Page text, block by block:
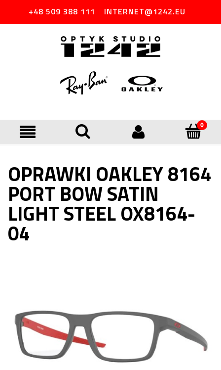
+48 509 388 111 INTERNET@1242.EU
OPRAWKI OAKLEY 8164
PORT BOW SATIN
LIGHT STEEL OX8164-
04